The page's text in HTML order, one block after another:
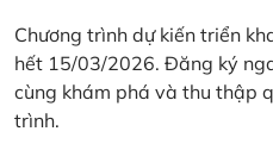
Chương trình dự kiến triển
hết 15/03/2026. Đăng ký
cùng khám phá và thu thập
trình.